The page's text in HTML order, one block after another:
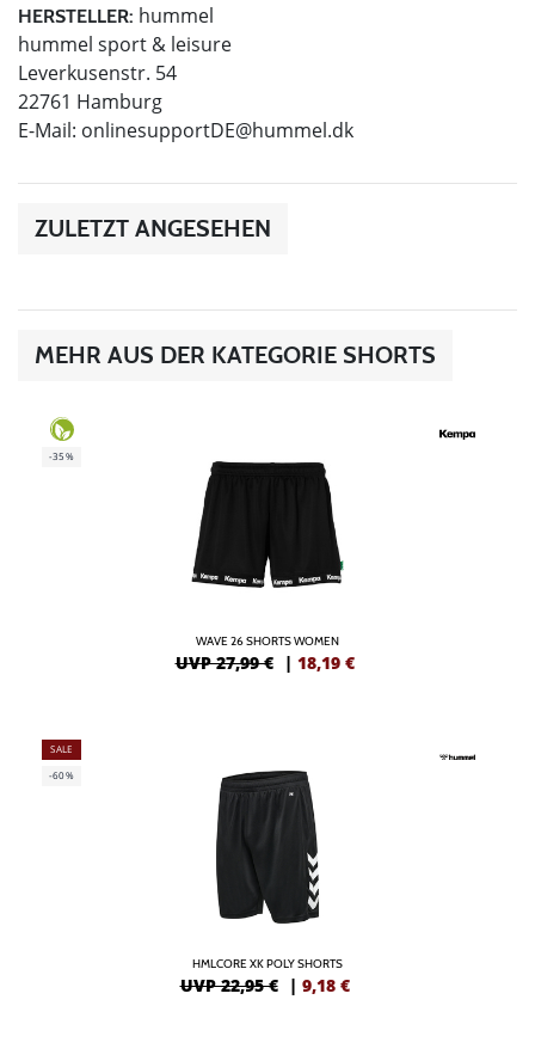
HERSTELLER: hummel
hummel sport & leisure
Leverkusenstr. 54
22761 Hamburg
E-Mail: onlinesupportDE@hummel.dk
ZULETZT ANGESEHEN
MEHR AUS DER KATEGORIE SHORTS
-35%
WAVE 26 SHORTS WOMEN
UVP 27,99 € | 18,19 €
SALE
-60%
HMLCORE XK POLY SHORTS
UVP 22,95 € | 9,18 €